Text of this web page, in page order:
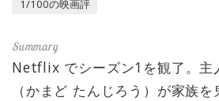
1/100の映画評
Netflix でシーズン1を観了。主
（かまど たんじろう）が家族